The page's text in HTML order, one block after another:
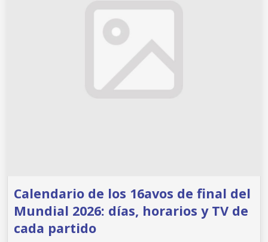
Calendario de los 16avos de final del
Mundial 2026: días, horarios y TV de
cada partido